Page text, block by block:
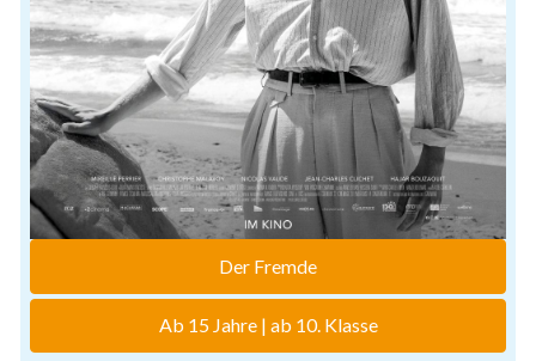
Der Fremde
Ab 15 Jahre | ab 10. Klasse